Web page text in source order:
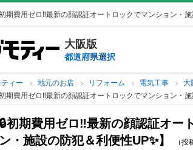
初期費用ゼロ‼️最新の顔認証オートロックでマンション・
大阪版
都道府県選択
ィー 地元のお店 リフォーム 電気工事 大
初期費用ゼロ‼️最新の顔認証オートロックでマンション・
🔒初期費用ゼロ‼️最新の顔認証オー
・施設の防犯＆利便性UP✨】
（投